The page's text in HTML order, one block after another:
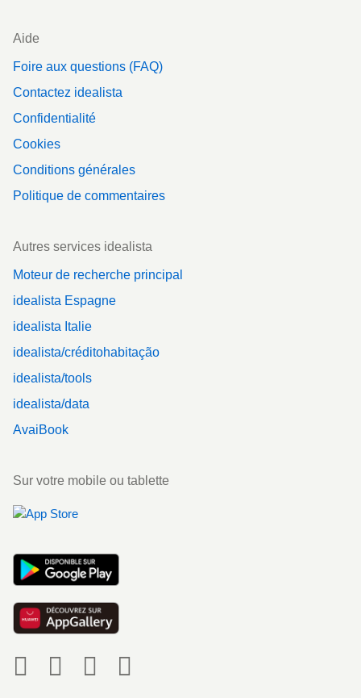
Aide
Foire aux questions (FAQ)
Contactez idealista
Confidentialité
Cookies
Conditions générales
Politique de commentaires
Autres services idealista
Moteur de recherche principal
idealista Espagne
idealista Italie
idealista/créditohabitação
idealista/tools
idealista/data
AvaiBook
Sur votre mobile ou tablette